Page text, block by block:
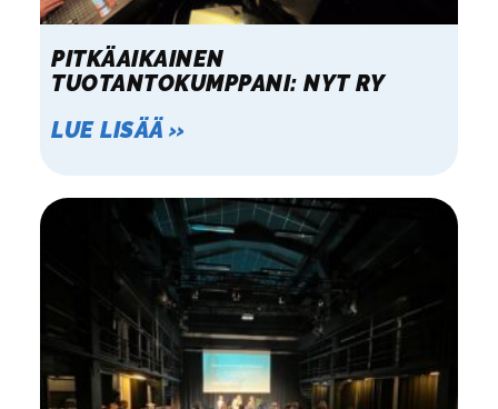
PITKÄAIKAINEN
TUOTANTOKUMPPANI: NYT RY
LUE LISÄÄ »